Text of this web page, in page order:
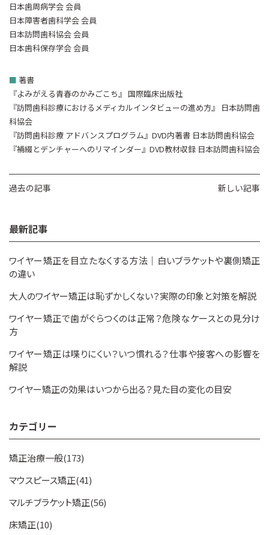
日本歯周病学会 会員
日本障害者歯科学会 会員
日本訪問歯科協会 会員
日本歯科保存学会 会員
■ 著書
『よみがえる青春のかみごこち』 国際臨床出版社
『訪問歯科診療におけるメディカルインタビューの進め方』 日本訪問歯
科協会
『訪問歯科診療 アドバンスプログラム』DVD内著書 日本訪問歯科協会
『補綴とデンチャーへのリマインダー』DVD教材収録 日本訪問歯科協会
新しい記事
過去の記事
最新記事
ワイヤー矯正を目立たなくする方法｜白いブラケットや裏側矯正
の違い
大人のワイヤー矯正は恥ずかしくない？実際の印象と対策を解説
ワイヤー矯正で歯がぐらつくのは正常？危険なケースとの見分け
方
ワイヤー矯正は喋りにくい？いつ慣れる？仕事や接客への影響を
解説
ワイヤー矯正の効果はいつから出る？見た目の変化の目安
カテゴリー
矯正治療一般(173)
マウスピース矯正(41)
マルチブラケット矯正(56)
床矯正(10)